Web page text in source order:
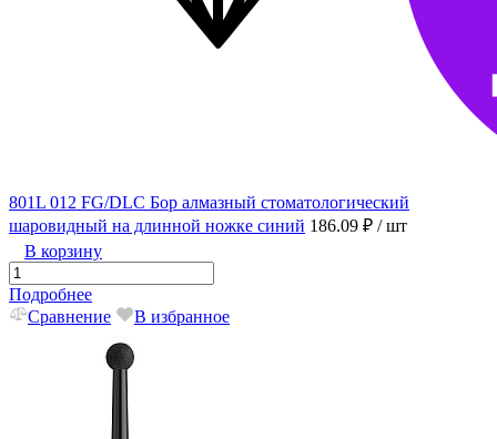
801L 012 FG/DLC Бор алмазный стоматологический
шаровидный на длинной ножке синий 186.09 ₽ / шт
В корзину
Подробнее
Сравнение
В избранное